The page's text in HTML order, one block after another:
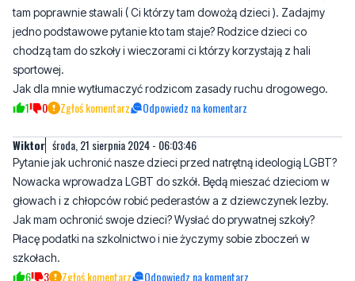
sportowej.
Jak dla mnie wytłumaczyć rodzicom zasady ruchu drogowego.
1 0 Zgłoś komentarz Odpowiedz na komentarz
Wiktor środa, 21 sierpnia 2024 - 06:03:46
Pytanie jak uchronić nasze dzieci przed natrętną ideologią LGBT?
głowach i z chłopców robić pederastów a z dziewczynek lezby.
Jak mam ochronić swoje dzieci? Wysłać do prywatnej szkoły?
Płacę podatki na szkolnictwo i nie życzymy sobie zboczeń w
szkołach.
6 3 Zgłoś komentarz Odpowiedz na komentarz
mieszkaniec
Jeszcze 20-30 lat temu dzieci samodzielnie dojeżdżały do szkół i